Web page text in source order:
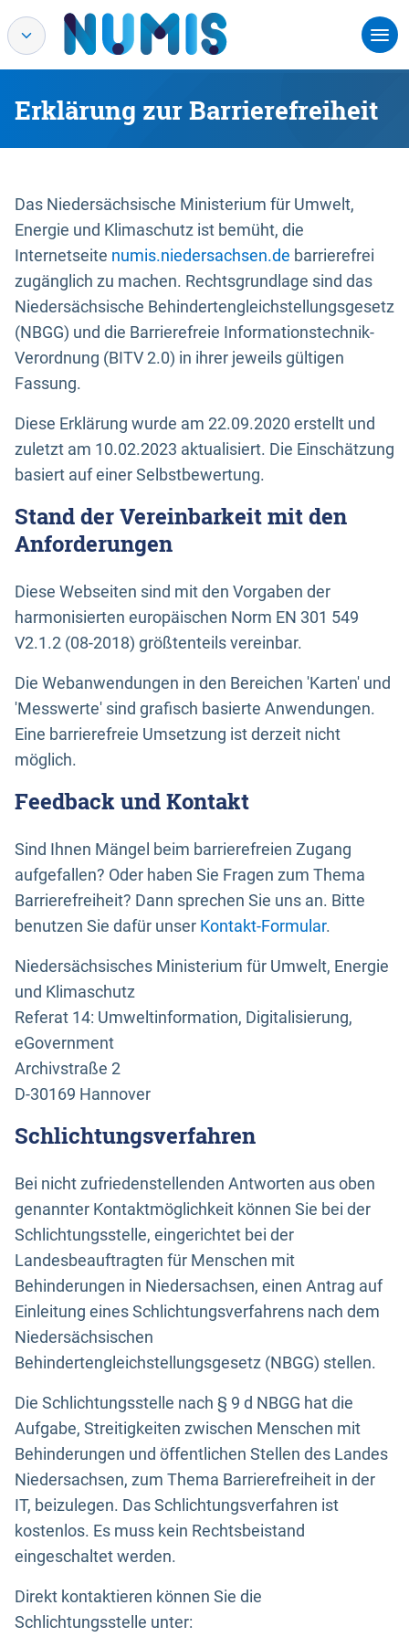
Erklärung zur Barrierefreiheit
Das Niedersächsische Ministerium für Umwelt,
Energie und Klimaschutz ist bemüht, die
Internetseite numis.niedersachsen.de barrierefrei
zugänglich zu machen. Rechtsgrundlage sind das
Niedersächsische Behindertengleichstellungsgesetz
(NBGG) und die Barrierefreie Informationstechnik-
Verordnung (BITV 2.0) in ihrer jeweils gültigen
Fassung.
Diese Erklärung wurde am 22.09.2020 erstellt und
zuletzt am 10.02.2023 aktualisiert. Die Einschätzung
basiert auf einer Selbstbewertung.
Stand der Vereinbarkeit mit den
Anforderungen
Diese Webseiten sind mit den Vorgaben der
harmonisierten europäischen Norm EN 301 549
V2.1.2 (08-2018) größtenteils vereinbar.
Die Webanwendungen in den Bereichen 'Karten' und
'Messwerte' sind grafisch basierte Anwendungen.
Eine barrierefreie Umsetzung ist derzeit nicht
möglich.
Feedback und Kontakt
Sind Ihnen Mängel beim barrierefreien Zugang
aufgefallen? Oder haben Sie Fragen zum Thema
Barrierefreiheit? Dann sprechen Sie uns an. Bitte
benutzen Sie dafür unser Kontakt-Formular.
Niedersächsisches Ministerium für Umwelt, Energie
und Klimaschutz
Referat 14: Umweltinformation, Digitalisierung,
eGovernment
Archivstraße 2
D-30169 Hannover
Schlichtungsverfahren
Bei nicht zufriedenstellenden Antworten aus oben
genannter Kontaktmöglichkeit können Sie bei der
Schlichtungsstelle, eingerichtet bei der
Landesbeauftragten für Menschen mit
Behinderungen in Niedersachsen, einen Antrag auf
Einleitung eines Schlichtungsverfahrens nach dem
Niedersächsischen
Behindertengleichstellungsgesetz (NBGG) stellen.
Die Schlichtungsstelle nach § 9 d NBGG hat die
Aufgabe, Streitigkeiten zwischen Menschen mit
Behinderungen und öffentlichen Stellen des Landes
Niedersachsen, zum Thema Barrierefreiheit in der
IT, beizulegen. Das Schlichtungsverfahren ist
kostenlos. Es muss kein Rechtsbeistand
eingeschaltet werden.
Direkt kontaktieren können Sie die
Schlichtungsstelle unter: